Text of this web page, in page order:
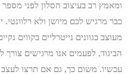
ומאמץ רב בעיצוב הסלון לפני
כבר מרגיש לכם מיושן ולא
מעוצב בגוונים נייטרליים בקווים
הביגוד, לפעמים אנו מרגישים
עכשיו. משום כך, גם אם תרצו